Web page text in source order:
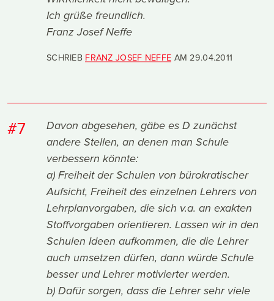
Ich grüße freundlich.
Franz Josef Neffe
SCHRIEB FRANZ JOSEF NEFFE AM29.04.2011
#7
Davon abgesehen, gäbe es D zunächst
andere Stellen, an denen man Schule
verbessern könnte:
a) Freiheit der Schulen von bürokratischer
Aufsicht, Freiheit des einzelnen Lehrers von
Lehrplanvorgaben, die sich v.a. an exakten
Stoffvorgaben orientieren. Lassen wir in den
Schulen Ideen aufkommen, die die Lehrer
auch umsetzen dürfen, dann würde Schule
besser und Lehrer motivierter werden.
b) Dafür sorgen, dass die Lehrer sehr viele